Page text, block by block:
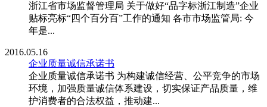
浙江省市场监督管理局 关于做好“品字标浙江制造”企业
贴标亮标“四个百分百”工作的通知 各市市场监管局: 今
年是...
2016.05.16
企业质量诚信承诺书
企业质量诚信承诺书 为构建诚信经营、公平竞争的市场
环境，加强质量诚信体系建设，切实保证产品质量，维
护消费者的合法权益，推动建...